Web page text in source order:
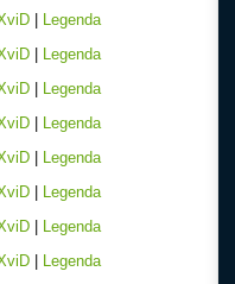
Legenda
Legenda
Legenda
Legenda
Legenda
Legenda
Legenda
Legenda